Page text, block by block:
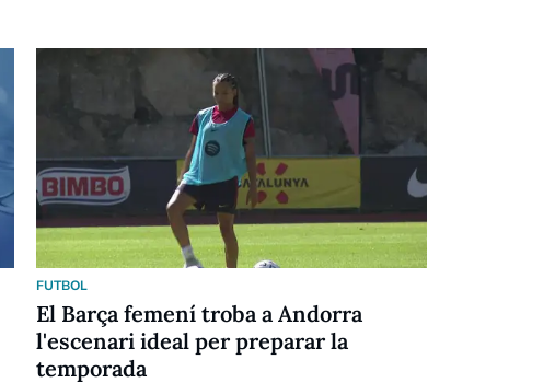
FUTBOL
El Barça femení troba a Andorra
l'escenari ideal per preparar la
temporada